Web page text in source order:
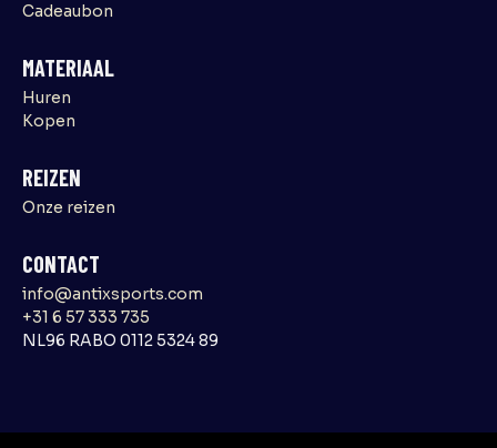
Cadeaubon
MATERIAAL
Huren
Kopen
REIZEN
Onze reizen
CONTACT
info@antixsports.com
+31 6 57 333 735
NL96 RABO 0112 5324 89